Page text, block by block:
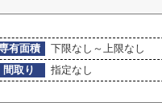
有面積 下限なし～上限なし
間取り
指定なし